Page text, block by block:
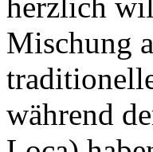
Mischung
während